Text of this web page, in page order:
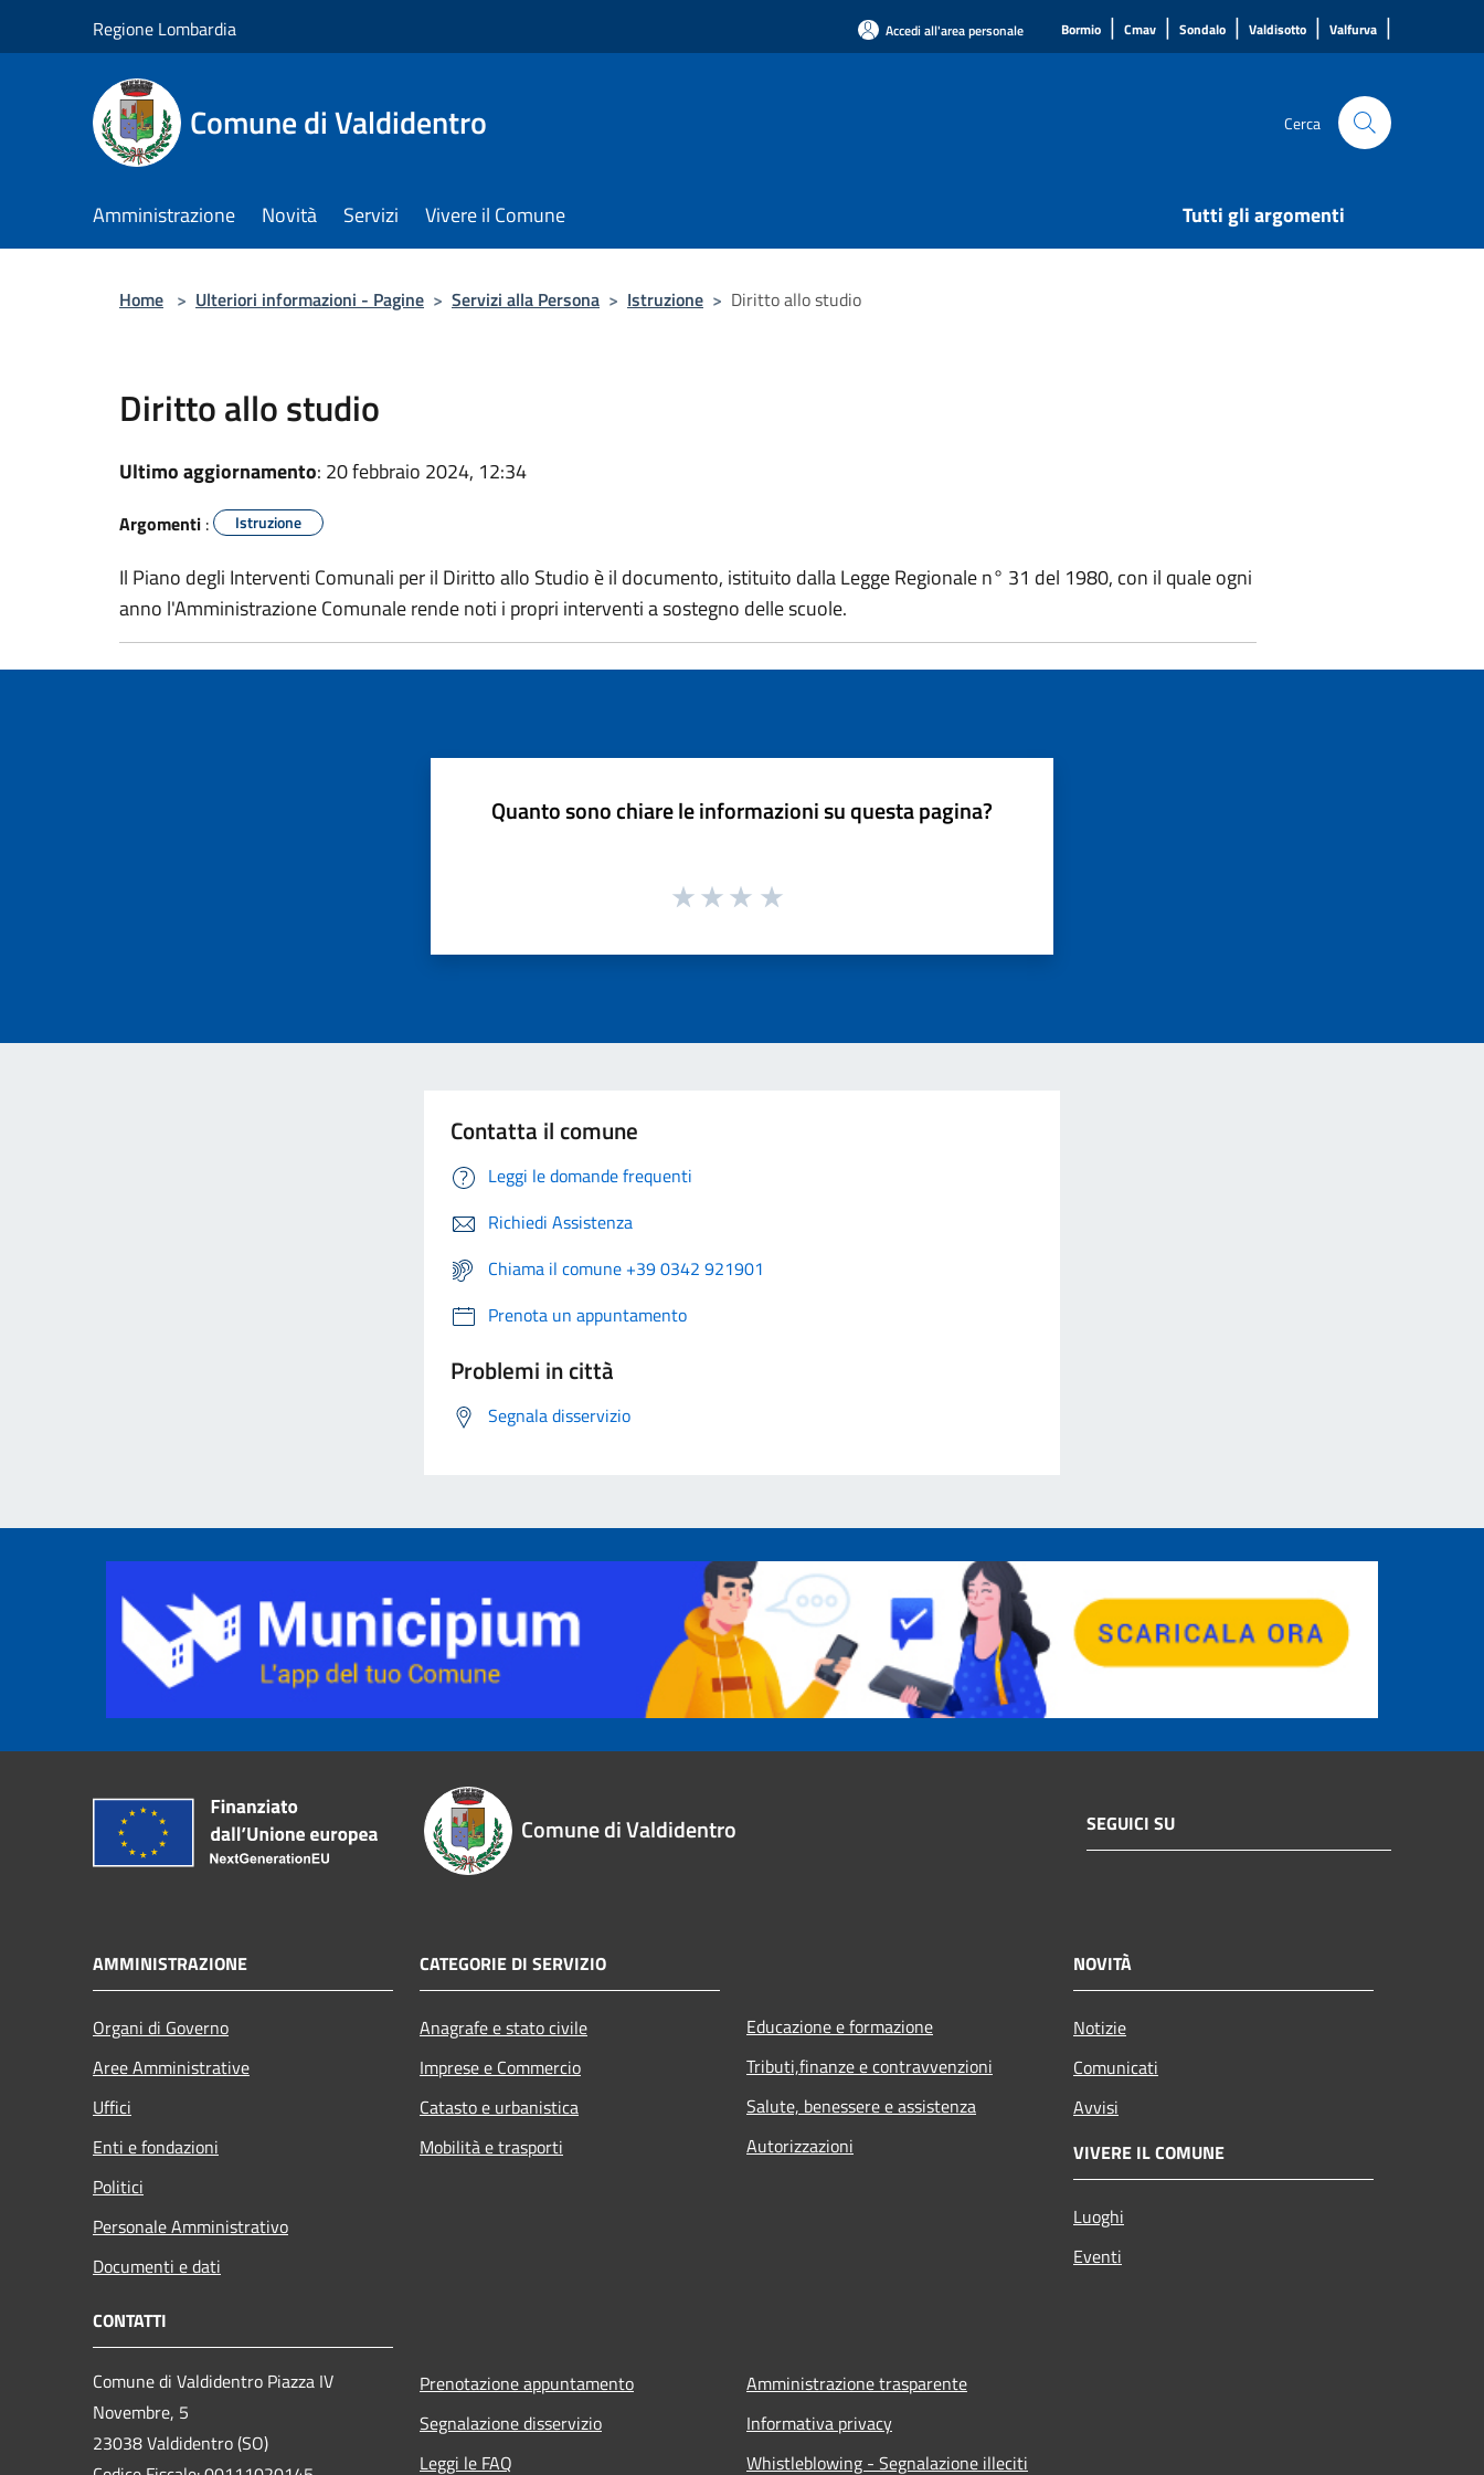
Regione Lombardia Accedi all'area personale Bormio | Cmav | Sondalo | Valdisotto | Valfurva |
Comune di Valdidentro Cerca
Amministrazione Novità Servizi Vivere il Comune Tutti gli argomenti
Home > Ulteriori informazioni - Pagine > Servizi alla Persona > Istruzione > Diritto allo studio
Diritto allo studio
Ultimo aggiornamento: 20 febbraio 2024, 12:34
Argomenti : Istruzione
Il Piano degli Interventi Comunali per il Diritto allo Studio è il documento, istituito dalla Legge Regionale n° 31 del 1980, con il quale ogni
anno l'Amministrazione Comunale rende noti i propri interventi a sostegno delle scuole.
Quanto sono chiare le informazioni su questa pagina?
Contatta il comune
Leggi le domande frequenti
Richiedi Assistenza
Chiama il comune +39 0342 921901
Prenota un appuntamento
Problemi in città
Segnala disservizio
Comune di Valdidentro SEGUICI SU
AMMINISTRAZIONE
Organi di Governo
Aree Amministrative
Uffici
Enti e fondazioni
Politici
Personale Amministrativo
Documenti e dati
CATEGORIE DI SERVIZIO
Anagrafe e stato civile
Imprese e Commercio
Catasto e urbanistica
Mobilità e trasporti
Educazione e formazione
Tributi,finanze e contravvenzioni
Salute, benessere e assistenza
Autorizzazioni
NOVITÀ
Notizie
Comunicati
Avvisi
VIVERE IL COMUNE
Luoghi
Eventi
CONTATTI
Comune di Valdidentro Piazza IV
Novembre, 5
23038 Valdidentro (SO)
Prenotazione appuntamento
Segnalazione disservizio
Leggi le FAQ
Amministrazione trasparente
Informativa privacy
Whistleblowing - Segnalazione illeciti